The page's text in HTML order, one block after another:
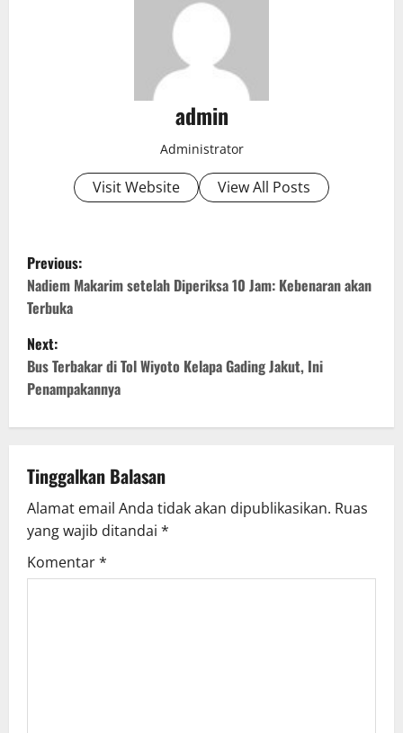
admin
Administrator
Visit Website View All Posts
P
o
s
t
n
v
i
g
Previous:
Nadiem Makarim setelah Diperiksa 10 Jam: Kebenaran akan
Terbuka
Next:
Bus Terbakar di Tol Wiyoto Kelapa Gading Jakut, Ini
Penampakannya
Tinggalkan Balasan
Alamat email Anda tidak akan dipublikasikan. Ruas
yang wajib ditandai *
Komentar*